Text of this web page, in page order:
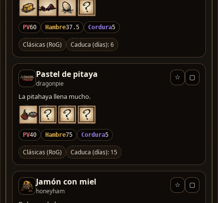
PV60 Hambre37.5 Cordura5
Clásicas (RoG) Caduca (días): 6
Pastel de pitaya
dragonpie
☆ ▢
La pitahaya llena mucho.
PV40 Hambre75 Cordura5
Clásicas (RoG) Caduca (días): 15
Jamón con miel
honeyham
☆ ▢